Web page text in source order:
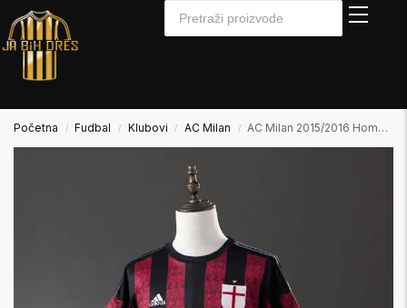
Početna / Fudbal / Klubovi / AC Milan / AC Milan 2015/2016 Home Domaći